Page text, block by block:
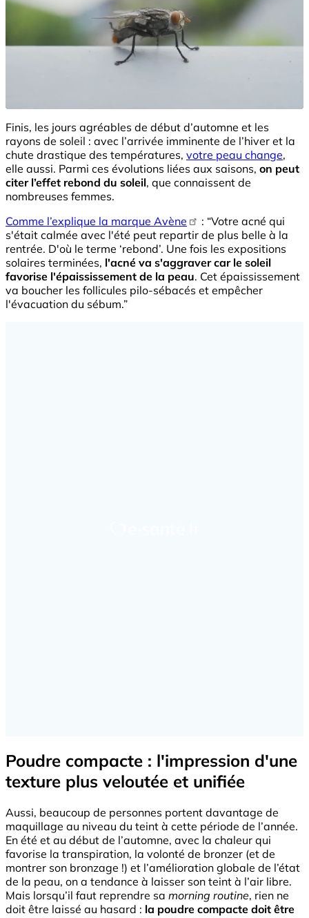
Finis, les jours agréables de début d’automne et les
rayons de soleil : avec l’arrivée imminente de l’hiver et la
chute drastique des températures, votre peau change,
elle aussi. Parmi ces évolutions liées aux saisons, on peut
citer l’effet rebond du soleil, que connaissent de
nombreuses femmes.
Comme l’explique la marque Avène
: “Votre acné qui
s'était calmée avec l'été peut repartir de plus belle à la
rentrée. D'où le terme ‘rebond’. Une fois les expositions
solaires terminées, l'acné va s'aggraver car le soleil
favorise l'épaississement de la peau. Cet épaississement
va boucher les follicules pilo-sébacés et empêcher
l'évacuation du sébum.”
Poudre compacte : l'impression d'une
texture plus veloutée et unifiée
Aussi, beaucoup de personnes portent davantage de
maquillage au niveau du teint à cette période de l’année.
En été et au début de l’automne, avec la chaleur qui
favorise la transpiration, la volonté de bronzer (et de
montrer son bronzage !) et l’amélioration globale de l’état
de la peau, on a tendance à laisser son teint à l’air libre.
Mais lorsqu’il faut reprendre sa morning routine, rien ne
doit être laissé au hasard : la poudre compacte doit être